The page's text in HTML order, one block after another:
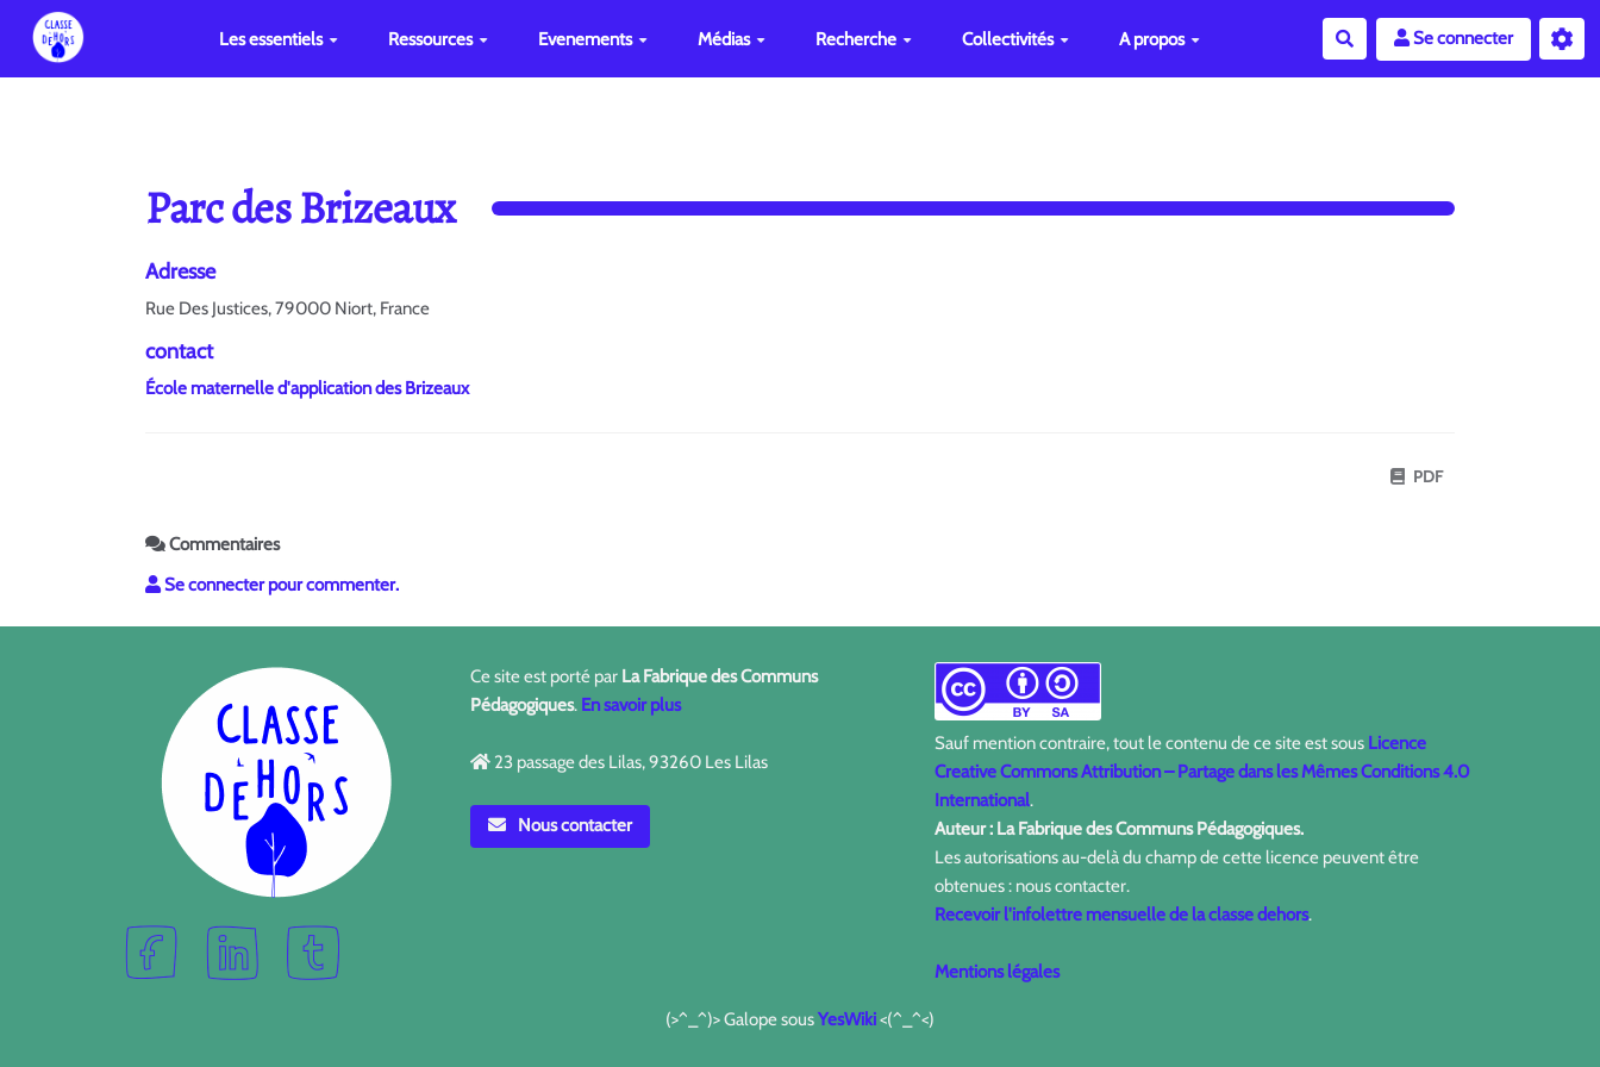
Les essentiels Ressources Evenements Médias Recherche Collectivités A propos RechercherSe connecter
Parc des Brizeaux
Adresse
Rue Des Justices, 79000 Niort, France
contact
École maternelle d'application des Brizeaux
PDF
Commentaires
Se connecter pour commenter.
Ce site est porté par La Fabrique des Communs
Pédagogiques. En savoir plus
23 passage des Lilas, 93260 Les Lilas
Nous contacter
Sauf mention contraire, tout le contenu de ce site est sous Licence
Creative Commons Attribution – Partage dans les Mêmes Conditions 4.0
International.
Auteur : La Fabrique des Communs Pédagogiques.
Les autorisations au-delà du champ de cette licence peuvent être
obtenues : nous contacter.
Recevoir l'infolettre mensuelle de la classe dehors.
Mentions légales
(>^_^)> Galope sousYesWiki<(^_^<)